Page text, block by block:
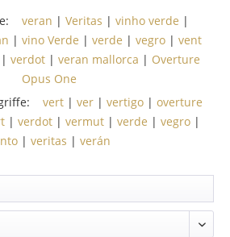
veran | Veritas | vinho verde |
| vino Verde | verde | vegro| vent
verdot| veran mallorca | Overture
Opus One
vert | ver | vertigo | overture
| verdot| vermut| verde | vegro|
| veritas | verán